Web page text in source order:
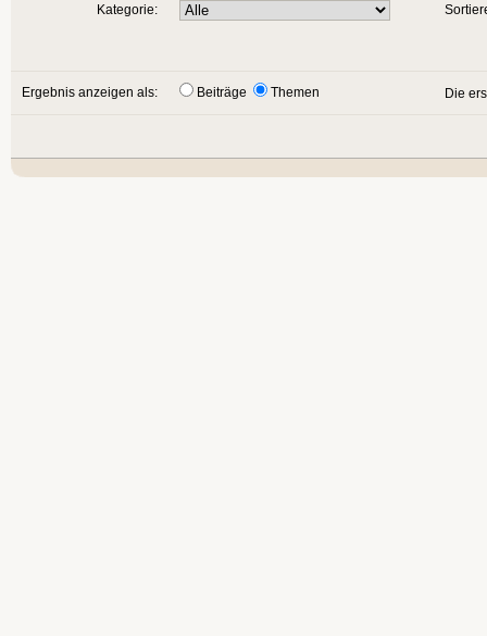
Kategorie:
Ergebnis anzeigen als: Beiträge Themen Die